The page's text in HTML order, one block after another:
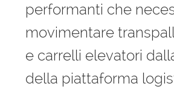
performanti che
movimentare
e carrelli elevatori
della piattaforma